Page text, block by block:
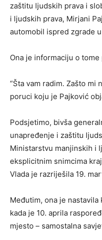
zaštitu ljudskih prava i
i ljudskih prava, Mirjani
automobil ispred zgrade
Ona je informaciju o
“Šta vam radim. Zašto mi
poruci koju je Pajković
Podsjetimo, bivša
unapređenje i zaštitu
Ministarstvu manjinskih i
eksplicitnim snimcima
Vlada je razriješila 19.
Međutim, ona je
kada je 10. aprila
mjesto – samostalna